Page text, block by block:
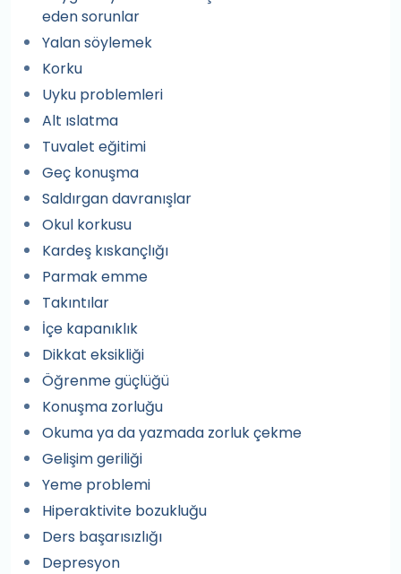
eden sorunlar
Yalan söylemek
Korku
Uyku problemleri
Alt ıslatma
Tuvalet eğitimi
Geç konuşma
Saldırgan davranışlar
Okul korkusu
Kardeş kıskançlığı
Parmak emme
Takıntılar
İçe kapanıklık
Dikkat eksikliği
Öğrenme güçlüğü
Konuşma zorluğu
Okuma ya da yazmada zorluk çekme
Gelişim geriliği
Yeme problemi
Hiperaktivite bozukluğu
Ders başarısızlığı
Depresyon